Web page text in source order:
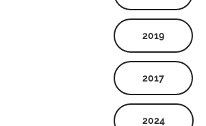
2019
2017
2024